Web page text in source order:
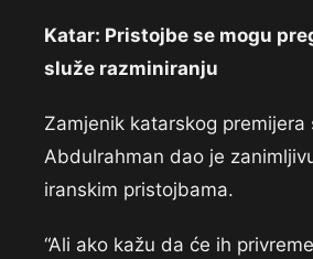
Katar: Pristojbe se mogu
služe razminiranju
Zamjenik katarskog premijera
Abdulrahman dao je
iranskim pristojbama.
“Ali ako kažu da će ih